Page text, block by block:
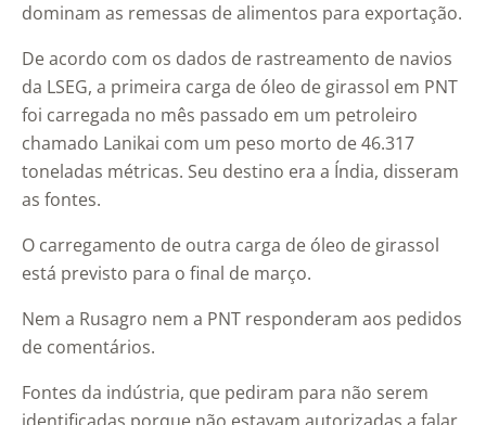
dominam as remessas de alimentos para exportação.
De acordo com os dados de rastreamento de navios
da LSEG, a primeira carga de óleo de girassol em PNT
foi carregada no mês passado em um petroleiro
chamado Lanikai com um peso morto de 46.317
toneladas métricas. Seu destino era a Índia, disseram
as fontes.
O carregamento de outra carga de óleo de girassol
está previsto para o final de março.
Nem a Rusagro nem a PNT responderam aos pedidos
de comentários.
Fontes da indústria, que pediram para não serem